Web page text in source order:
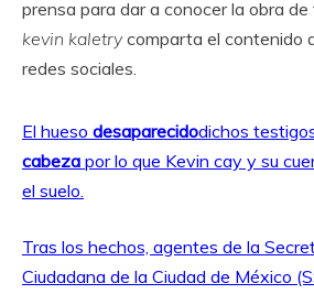
prensa para dar a conocer la obra
kevin kaletrycomparta el contenido
redes sociales.
El hueso desaparecidodichos
cabeza por lo que Kevin cay y su
el suelo.
Tras los hechos, agentes de la
Ciudadana de la Ciudad de México